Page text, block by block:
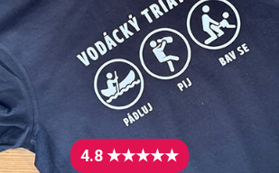
4.8 ★★★★★